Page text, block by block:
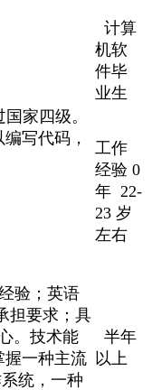
家四级。
写代码，
计算
机软
件毕
业生
工作
经验 0
年 22-
23 岁
左右
验；英语
担要求；具
。技术能
握一种主流
统，一种
半年
以上